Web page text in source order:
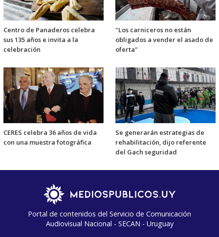
Centro de Panaderos celebra
sus 135 años e invita a la
celebración
"Los carniceros no están
obligados a vender el asado de
oferta"
CERES celebra 36 años de vida
con una muestra fotográfica
Se generarán estrategias de
rehabilitación, dijo referente
del Gach seguridad
Portal de contenidos del Servicio de Comunicación
Audiovisual Nacional - SECAN - Uruguay